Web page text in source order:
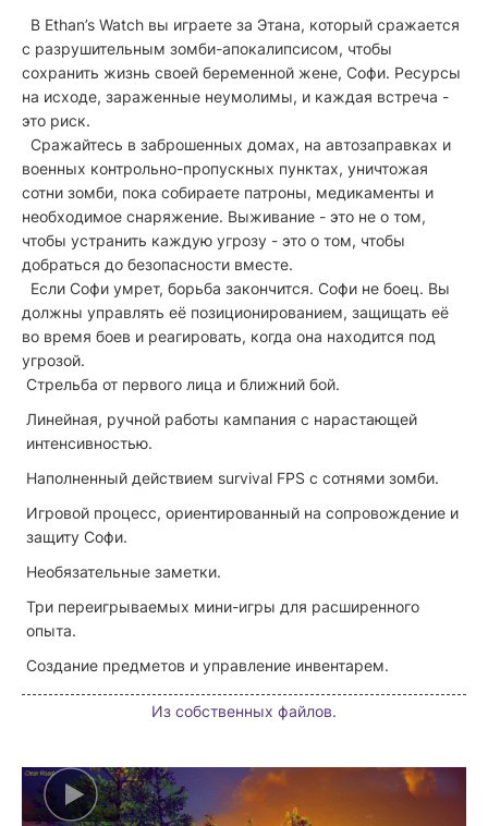
В Ethan’s Watch вы играете за Этана, который сражается
с разрушительным зомби-апокалипсисом, чтобы
сохранить жизнь своей беременной жене, Софи. Ресурсы
на исходе, зараженные неумолимы, и каждая встреча -
это риск.
Сражайтесь в заброшенных домах, на автозаправках и
военных контрольно-пропускных пунктах, уничтожая
сотни зомби, пока собираете патроны, медикаменты и
необходимое снаряжение. Выживание - это не о том,
чтобы устранить каждую угрозу - это о том, чтобы
добраться до безопасности вместе.
Если Софи умрет, борьба закончится. Софи не боец. Вы
должны управлять её позиционированием, защищать её
во время боев и реагировать, когда она находится под
угрозой.
Стрельба от первого лица и ближний бой.
Линейная, ручной работы кампания с нарастающей
интенсивностью.
Наполненный действием survival FPS с сотнями зомби.
Игровой процесс, ориентированный на сопровождение и
защиту Софи.
Необязательные заметки.
Три переигрываемых мини-игры для расширенного
опыта.
Создание предметов и управление инвентарем.
Из собственных файлов.